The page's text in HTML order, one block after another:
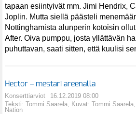
tapaan esiintyivät mm. Jimi Hendrix,
Joplin. Mutta siellä päästeli
Nottinghamista alunperin kotoisin
After. Oiva pumppu, josta yllättävän
puhuttavan, saati sitten, että kuulisi
Hector – mestari areenalla
Konserttiarviot
16.12.2019 08:00
Teksti: Tommi Saarela, Kuvat: Tommi
Nation